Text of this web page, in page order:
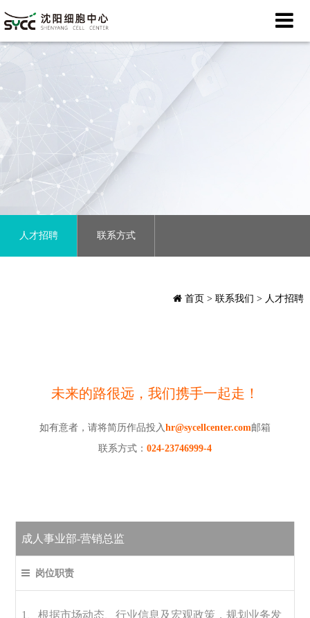
人才招聘 联系方式
首页 > 联系我们 > 人才招聘
未来的路很远，我们携手一起走！
如有意者，请将简历作品投入hr@sycellcenter.com邮箱
联系方式： 024-23746999-4
成人事业部-营销总监
岗位职责
1、根据市场动态、行业信息及宏观政策，规划业务发